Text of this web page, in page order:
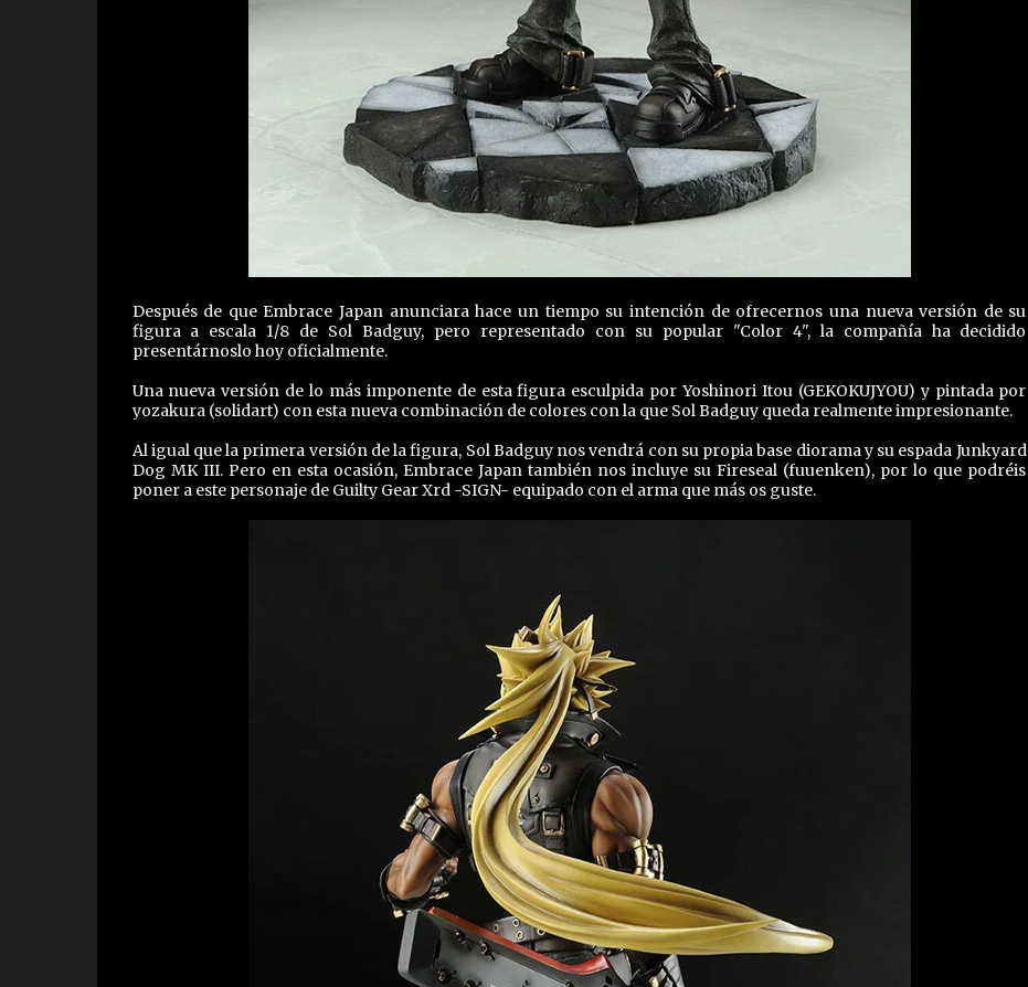
Después de que Embrace Japan anunciara hace un tiempo su intención de ofrecernos una nueva versión de su
figura a escala 1/8 de Sol Badguy, pero representado con su popular "Color 4", la compañía ha decidido
presentárnoslo hoy oficialmente.
Una nueva versión de lo más imponente de esta figura esculpida por Yoshinori Itou (GEKOKUJYOU) y pintada por
yozakura (solidart) con esta nueva combinación de colores con la que Sol Badguy queda realmente impresionante.
Al igual que la primera versión de la figura, Sol Badguy nos vendrá con su propia base diorama y su espada Junkyard
Dog MK III. Pero en esta ocasión, Embrace Japan también nos incluye su Fireseal (fuuenken), por lo que podréis
poner a este personaje de Guilty Gear Xrd -SIGN- equipado con el arma que más os guste.